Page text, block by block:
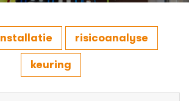
risicoanalyse
keuring